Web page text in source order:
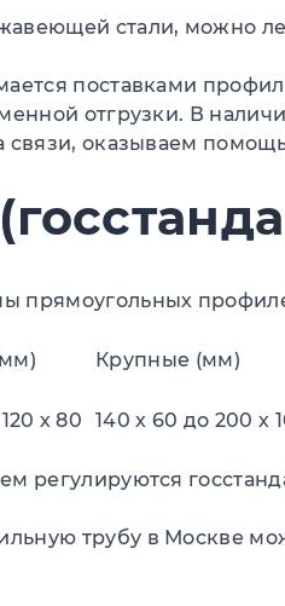
стали, можно
поставками
отгрузки. В
связи, оказываем
прямоугольных
Крупные (мм)
х 80 140 х 60 до 200 х
регулируются
трубу в Москве